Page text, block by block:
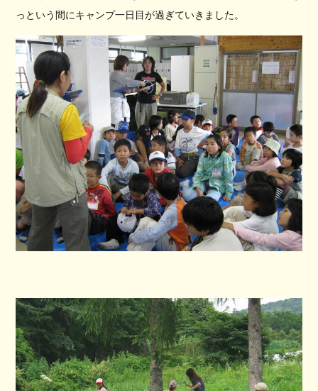
っという間にキャンプ一日目が過ぎていきました。